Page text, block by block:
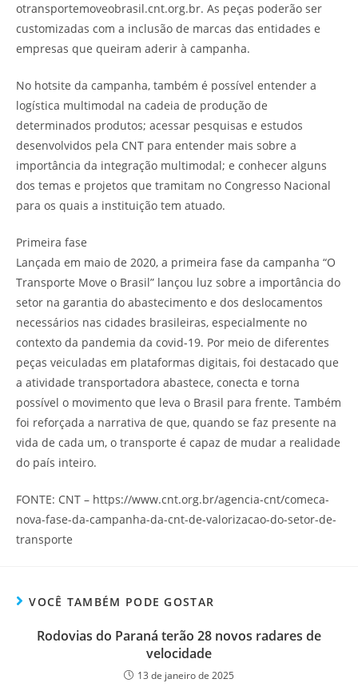
otransportemoveobrasil.cnt.org.br. As peças poderão ser
customizadas com a inclusão de marcas das entidades e
empresas que queiram aderir à campanha.
No hotsite da campanha, também é possível entender a
logística multimodal na cadeia de produção de
determinados produtos; acessar pesquisas e estudos
desenvolvidos pela CNT para entender mais sobre a
importância da integração multimodal; e conhecer alguns
dos temas e projetos que tramitam no Congresso Nacional
para os quais a instituição tem atuado.
Primeira fase
Lançada em maio de 2020, a primeira fase da campanha “O
Transporte Move o Brasil” lançou luz sobre a importância do
setor na garantia do abastecimento e dos deslocamentos
necessários nas cidades brasileiras, especialmente no
contexto da pandemia da covid-19. Por meio de diferentes
peças veiculadas em plataformas digitais, foi destacado que
a atividade transportadora abastece, conecta e torna
possível o movimento que leva o Brasil para frente. Também
foi reforçada a narrativa de que, quando se faz presente na
vida de cada um, o transporte é capaz de mudar a realidade
do país inteiro.
FONTE: CNT – https://www.cnt.org.br/agencia-cnt/comeca-
nova-fase-da-campanha-da-cnt-de-valorizacao-do-setor-de-
transporte
VOCÊ TAMBÉM PODE GOSTAR
Rodovias do Paraná terão 28 novos radares de
velocidade
13 de janeiro de 2025